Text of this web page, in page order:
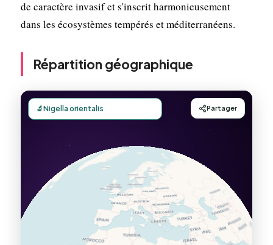
de caractère invasif et s'inscrit harmonieusement
dans les écosystèmes tempérés et méditerranéens.
Répartition géographique